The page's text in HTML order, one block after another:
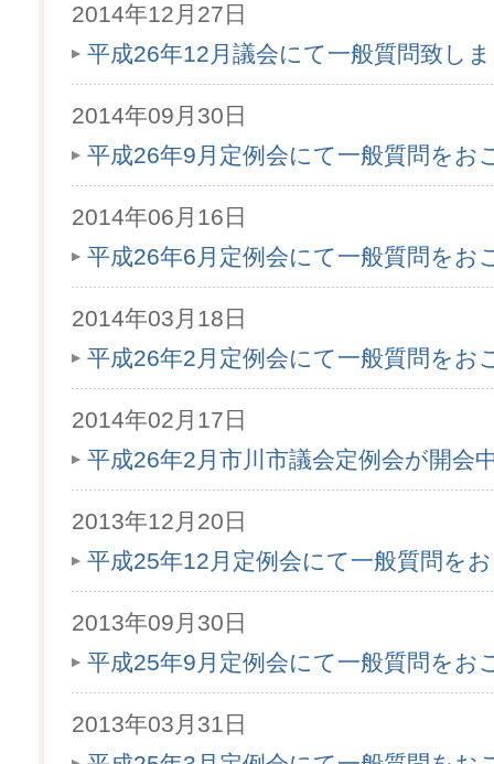
2014年12月27日
平成26年12月議会にて一般質問致し
2014年09月30日
平成26年9月定例会にて一般質問をお
2014年06月16日
平成26年6月定例会にて一般質問をお
2014年03月18日
平成26年2月定例会にて一般質問をお
2014年02月17日
平成26年2月市川市議会定例会が開会
2013年12月20日
平成25年12月定例会にて一般質問を
2013年09月30日
平成25年9月定例会にて一般質問をお
2013年03月31日